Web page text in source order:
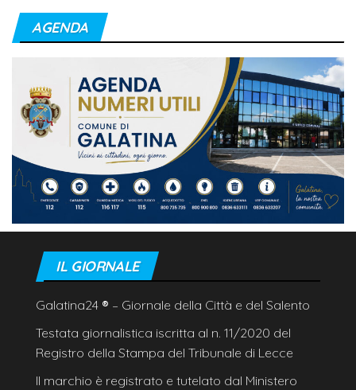
AGENDA
IL GIORNALE
Galatina24 ® – Giornale della Città e del Salento
Testata giornalistica iscritta al n. 11/2020 del
Registro della Stampa del Tribunale di Lecce
Il marchio è registrato e tutelato dal Ministero